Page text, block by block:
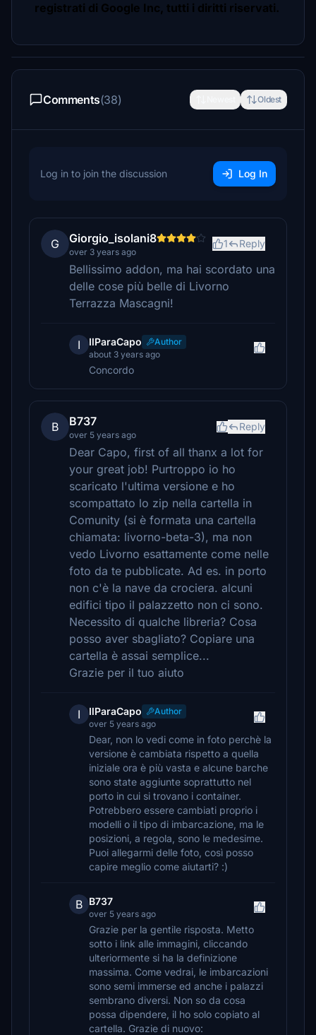
registrati di Google Inc, tutti i diritti riservati.
Comments(38) Oldest
Log in to join the discussion Log In
G Giorgio_isolani8
over 3 years ago
1 Reply
Bellissimo addon, ma hai scordato una
delle cose più belle di Livorno
Terrazza Mascagni!
I IlParaCapo
Author
about 3 years ago
Concordo
B B737
over 5 years ago
Reply
Dear Capo, first of all thanx a lot for
your great job! Purtroppo io ho
scaricato l'ultima versione e ho
scompattato lo zip nella cartella in
Comunity (si è formata una cartella
chiamata: livorno-beta-3), ma non
vedo Livorno esattamente come nelle
foto da te pubblicate. Ad es. in porto
non c'è la nave da crociera. alcuni
edifici tipo il palazzetto non ci sono.
Necessito di qualche libreria? Cosa
posso aver sbagliato? Copiare una
cartella è assai semplice...
Grazie per il tuo aiuto
I IlParaCapo
Author
over 5 years ago
Dear, non lo vedi come in foto perchè la
versione è cambiata rispetto a quella
iniziale ora è più vasta e alcune barche
sono state aggiunte soprattutto nel
porto in cui si trovano i container.
Potrebbero essere cambiati proprio i
modelli o il tipo di imbarcazione, ma le
posizioni, a regola, sono le medesime.
Puoi allegarmi delle foto, così posso
capire meglio come aiutarti? :)
B B737
over 5 years ago
Grazie per la gentile risposta. Metto
sotto i link alle immagini, cliccando
ulteriormente si ha la definizione
massima. Come vedrai, le imbarcazioni
sono semi immerse ed anche i palazzi
sembrano diversi. Non so da cosa
possa dipendere, il ho solo copiato al
cartella. Grazie di nuovo: